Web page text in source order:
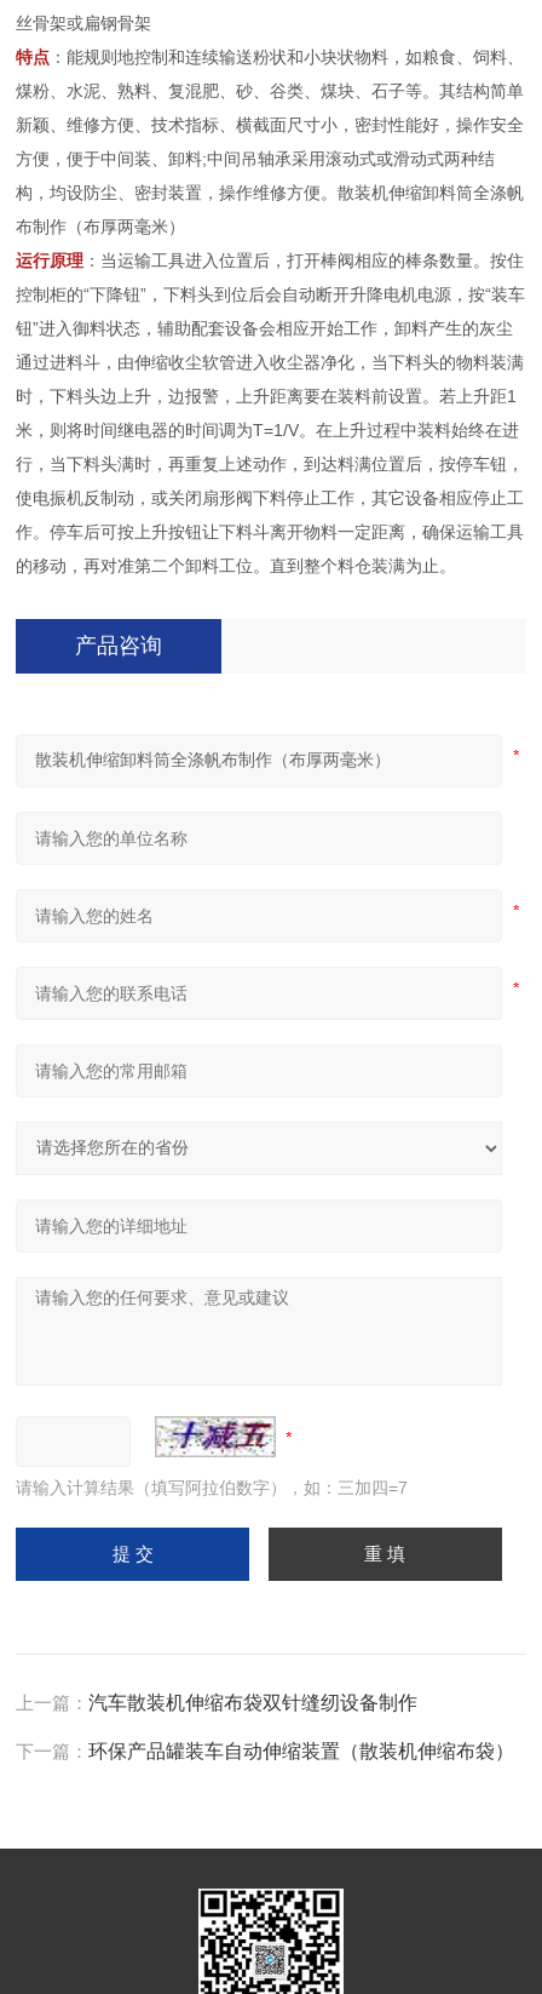
丝骨架或扁钢骨架
特点 ：能规则地控制和连续输送粉状和小块状物料，如粮食、饲料、
煤粉、水泥、熟料、复混肥、砂、谷类、煤块、石子等。其结构简单
新颖、维修方便、技术指标、横截面尺寸小，密封性能好，操作安全
方便，便于中间装、卸料;中间吊轴承采用滚动式或滑动式两种结
构，均设防尘、密封装置，操作维修方便。散装机伸缩卸料筒全涤帆
布制作（布厚两毫米）
运行原理 ：当运输工具进入位置后，打开棒阀相应的棒条数量。按住
控制柜的“下降钮”，下料头到位后会自动断开升降电机电源，按“装车
钮”进入御料状态，辅助配套设备会相应开始工作，卸料产生的灰尘
通过进料斗，由伸缩收尘软管进入收尘器净化，当下料头的物料装满
时，下料头边上升，边报警，上升距离要在装料前设置。若上升距1
米，则将时间继电器的时间调为T=1/V。在上升过程中装料始终在进
行，当下料头满时，再重复上述动作，到达料满位置后，按停车钮，
使电振机反制动，或关闭扇形阀下料停止工作，其它设备相应停止工
作。停车后可按上升按钮让下料斗离开物料一定距离，确保运输工具
的移动，再对准第二个卸料工位。直到整个料仓装满为止。
产品咨询
请输入计算结果（填写阿拉伯数字），如：三加四=7
上一篇：汽车散装机伸缩布袋双针缝纫设备制作
下一篇：环保产品罐装车自动伸缩装置（散装机伸缩布袋）